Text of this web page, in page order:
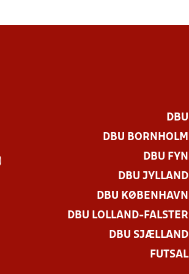
DBU
DBU BORNHOLM
DBU FYN
DBU JYLLAND
DBU KØBENHAVN
DBU LOLLAND-FALSTER
DBU SJÆLLAND
FUTSAL